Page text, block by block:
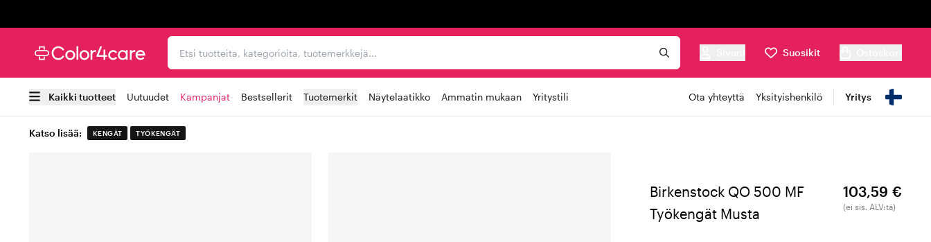
Etsi tuotteita, kategorioita, tuotemerkkejä...
Suosikit
Kaikki tuotteet Uutuudet Kampanjat Bestsellerit Tuotemerkit Näytelaatikko Ammatin mukaan Yritystili Ota yhteyttä Yksityishenkilö Yritys
Katso lisää: KENGÄT TYÖKENGÄT
Birkenstock QO 500 MF
Työkengät Musta
103,59 €
(ei sis. ALV:tä)